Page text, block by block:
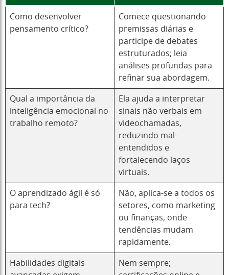
Como desenvolver
pensamento crítico?
Comece questionando
premissas diárias e
participe de debates
estruturados; leia
análises profundas para
refinar sua abordagem.
Qual a importância da
inteligência emocional no
trabalho remoto?
Ela ajuda a interpretar
sinais não verbais em
videochamadas,
reduzindo mal-
entendidos e
fortalecendo laços
virtuais.
O aprendizado ágil é só
para tech?
Não, aplica-se a todos os
setores, como marketing
ou finanças, onde
tendências mudam
rapidamente.
Habilidades digitais
Nem sempre;